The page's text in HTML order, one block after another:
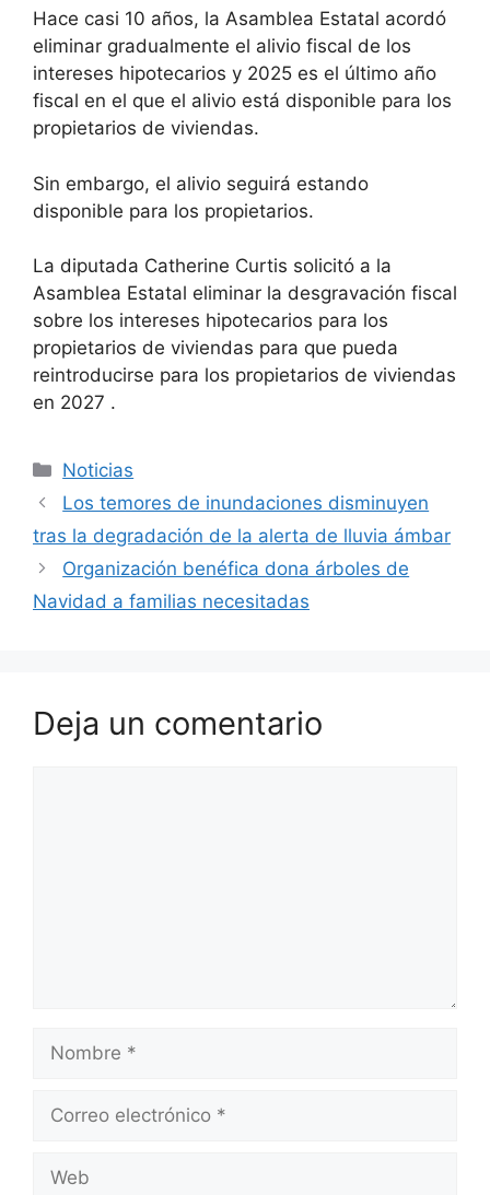
Hace casi 10 años, la Asamblea Estatal acordó
eliminar gradualmente el alivio fiscal de los
intereses hipotecarios y 2025 es el último año
fiscal en el que el alivio está disponible para los
propietarios de viviendas.
Sin embargo, el alivio seguirá estando
disponible para los propietarios.
La diputada Catherine Curtis solicitó a la
Asamblea Estatal eliminar la desgravación fiscal
sobre los intereses hipotecarios para los
propietarios de viviendas para que pueda
reintroducirse para los propietarios de viviendas
en 2027 .
Categorías
Noticias
Los temores de inundaciones disminuyen
tras la degradación de la alerta de lluvia ámbar
Organización benéfica dona árboles de
Navidad a familias necesitadas
Deja un comentario
Nombre
Correo
Web